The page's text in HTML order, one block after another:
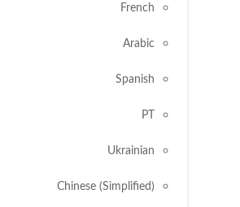
French
Arabic
Spanish
PT
Ukrainian
Chinese (Simplified)